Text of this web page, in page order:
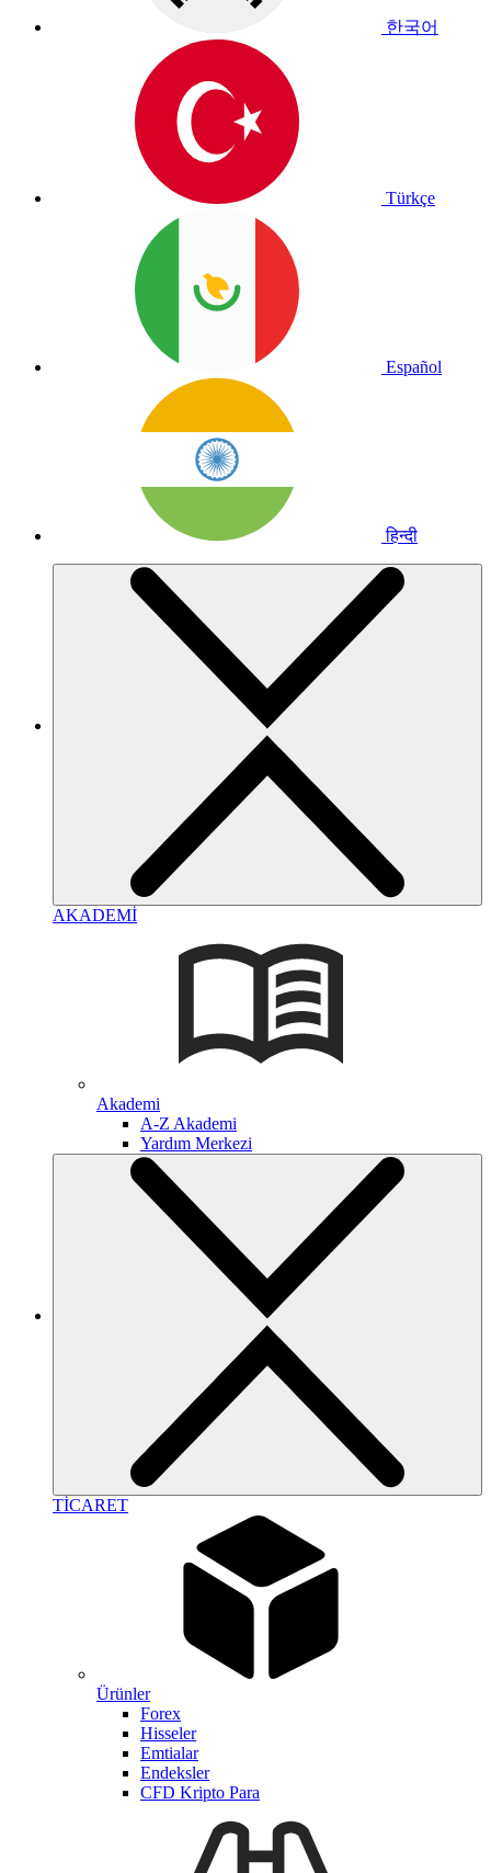
한국어
Türkçe
Español
हिन्दी
AKADEMİ
Akademi
A-Z Akademi
Yardım Merkezi
TİCARET
Ürünler
Forex
Hisseler
Emtialar
Endeksler
CFD Kripto Para